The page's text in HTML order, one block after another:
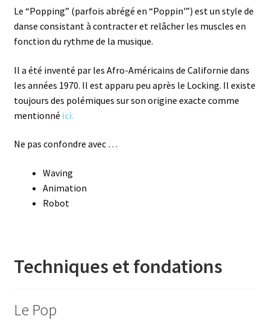
Le “Popping” (parfois abrégé en “Poppin'”) est un style de
danse consistant à contracter et relâcher les muscles en
fonction du rythme de la musique.
Il a été inventé par les Afro-Américains de Californie dans
les années 1970. Il est apparu peu après le Locking. Il existe
toujours des polémiques sur son origine exacte comme
mentionné ici.
Ne pas confondre avec …
Waving
Animation
Robot
Techniques et fondations
Le Pop